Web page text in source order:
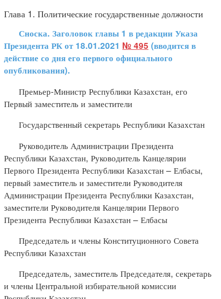
Глава 1. Политические государственные должности
Сноска. Заголовок главы 1 в редакции Указа
Президента РК от 18.01.2021 № 495 (вводится в
действие со дня его первого официального
опубликования).
Премьер-Министр Республики Казахстан, его
Первый заместитель и заместители
Государственный секретарь Республики Казахстан
Руководитель Администрации Президента
Республики Казахстан, Руководитель Канцелярии
Первого Президента Республики Казахстан – Елбасы,
первый заместитель и заместители Руководителя
Администрации Президента Республики Казахстан,
заместители Руководителя Канцелярии Первого
Президента Республики Казахстан – Елбасы
Председатель и члены Конституционного Совета
Республики Казахстан
Председатель, заместитель Председателя, секретарь
и члены Центральной избирательной комиссии